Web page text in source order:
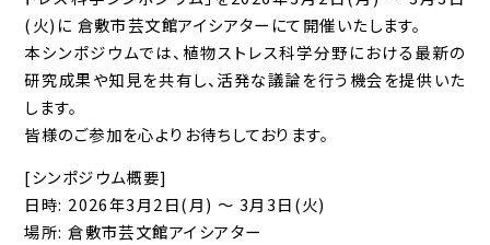
(火)に 倉敷市芸文館アイシアターにて開催いたします。
本シンポジウムでは、植物ストレス科学分野における最新の
研究成果や知見を共有し、活発な議論を行う機会を提供いた
します。
皆様のご参加を心よりお待ちしております。
[シンポジウム概要]
日時: 2026年3月2日(月) ～ 3月3日(火)
場所: 倉敷市芸文館アイシアター